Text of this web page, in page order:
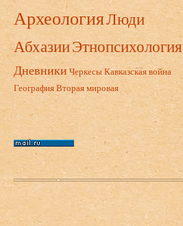
АрхеологияЛюди
АбхазииЭтнопсихология
Дневники ЧеркесыКавказская война
ГеографияВторая мировая
Нижний колонтитул